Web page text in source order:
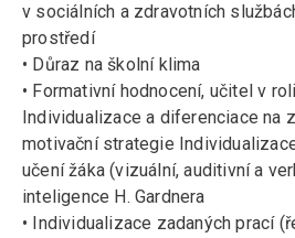
v sociálních a zdravotních
prostředí
• Důraz na školní klima
• Formativní hodnocení, učitel v
Individualizace a diferenciace na
motivační strategie
učení žáka (vizuální, auditivní a
inteligence H. Gardnera
• Individualizace zadaných prací